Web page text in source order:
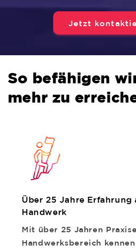
Jetzt
So befähigen
mehr zu
Über 25 Jahre Erfahrung
Handwerk
Mit über 25 Jahren
Handwerksbereich